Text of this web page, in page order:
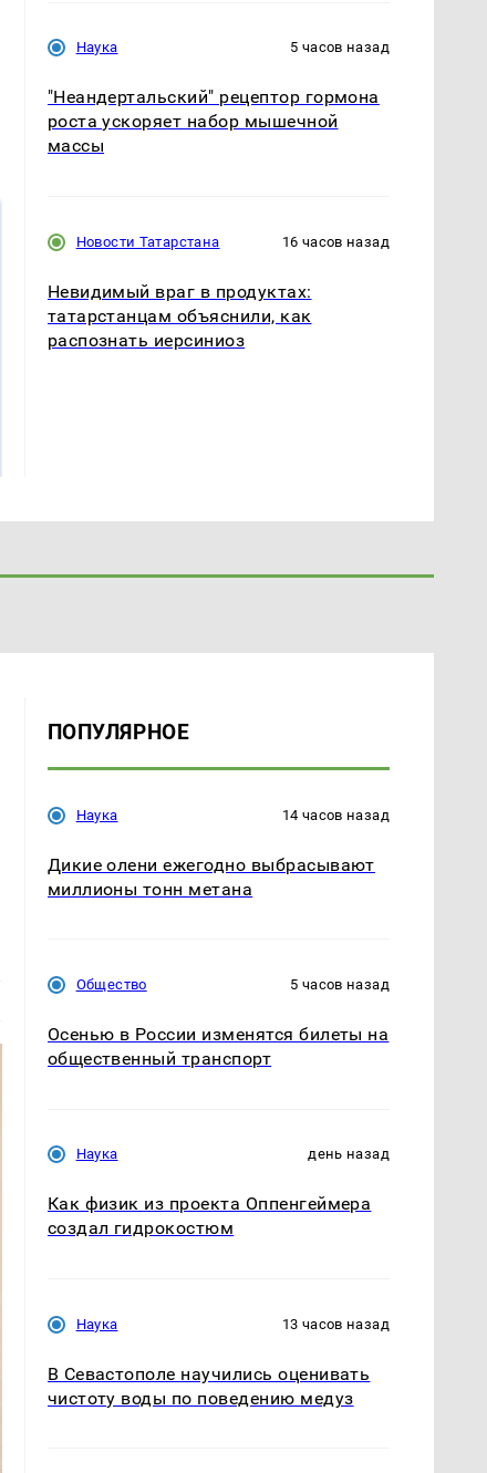
Наука 5 часов назад
"Неандертальский" рецептор гормона
роста ускоряет набор мышечной
массы
Новости Татарстана 16 часов назад
Невидимый враг в продуктах:
татарстанцам объяснили, как
распознать иерсиниоз
ПОПУЛЯРНОЕ
Наука 14 часов назад
Дикие олени ежегодно выбрасывают
миллионы тонн метана
Общество 5 часов назад
Осенью в России изменятся билеты на
общественный транспорт
Наука день назад
Как физик из проекта Оппенгеймера
создал гидрокостюм
Наука 13 часов назад
В Севастополе научились оценивать
чистоту воды по поведению медуз